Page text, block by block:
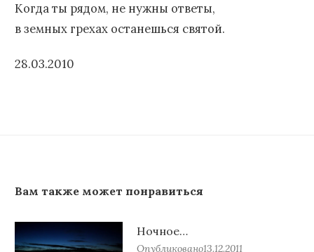
Когда ты рядом, не нужны ответы,
в земных грехах останешься святой.
28.03.2010
Вам также может понравиться
Ночное…
Опубликовано13.12.2011